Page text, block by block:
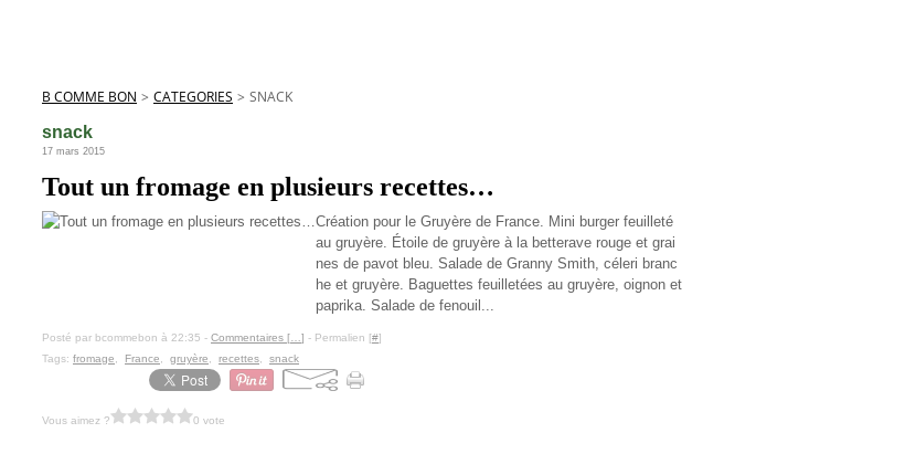
B COMME BON > CATEGORIES > SNACK
snack
17 mars 2015
Tout un fromage en plusieurs recettes…
Création pour le Gruyère de France. Mini burger feuilleté
au gruyère. Étoile de gruyère à la betterave rouge et grai
nes de pavot bleu. Salade de Granny Smith, céleri branc
he et gruyère. Baguettes feuilletées au gruyère, oignon et
paprika. Salade de fenouil...
Posté par bcommebon à 22:35 - Commentaires [ ] - Permalien [#]
Tags: fromage France gruyère recettes snack
Vous aimez ? 0 vote